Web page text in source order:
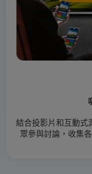
結合投影片和互動式
眾參與討論，收集